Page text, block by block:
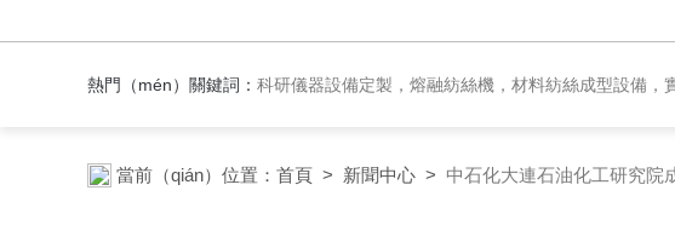
熱門（mén）關鍵詞： 科研儀器設備定製，熔融紡絲機，材料紡絲成型設備，實驗反應設備，實驗加熱爐，化工試驗裝置，材料
當前（qián）位置： 首頁 > 新聞中心 > 中石化大連石油化工研究院